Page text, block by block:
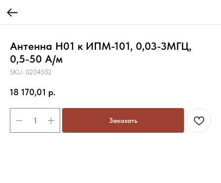
Антенна Н01 к ИПМ-101, 0,03-3МГЦ,
0,5-50 А/м
SKU: 0204502
18 170,01 р.
Заказать